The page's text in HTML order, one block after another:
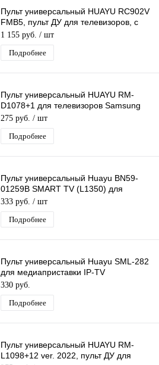
Пульт универсальный HUAYU RC902V
FMB5, пульт ДУ для телевизоров, с
голосовым управлением
1 155 руб. / шт
Подробнее
Пульт универсальный HUAYU RM-
D1078+1 для телевизоров Samsung
LCD/LED
275 руб. / шт
Подробнее
Пульт универсальный Huayu BN59-
01259B SMART TV (L1350) для
телевизоров Samsung
333 руб. / шт
Подробнее
Пульт универсальный Huayu SML-282
для медиаприставки IP-TV
Ростелеком
330 руб.
Подробнее
Пульт универсальный HUAYU RM-
L1098+12 ver. 2022, пульт ДУ для